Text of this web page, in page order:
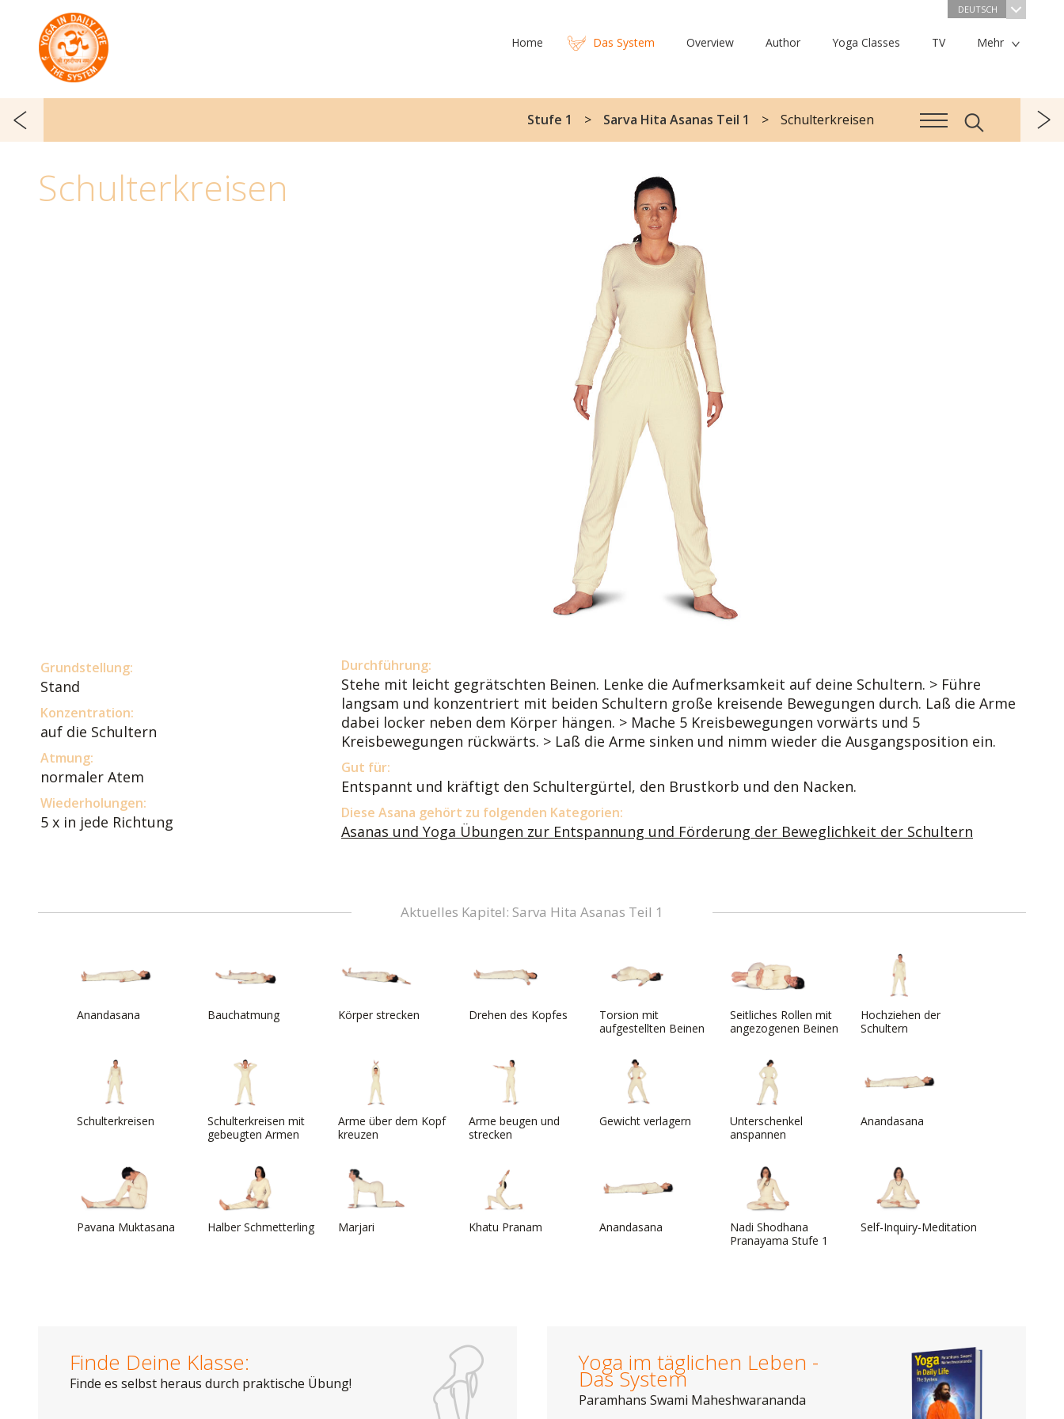
DEUTSCH
Home Das System Overview Author Yoga Classes TV Mehr
Stufe 1 Sarva Hita Asanas Teil 1 Schulterkreisen
Schulterkreisen
Grundstellung:
Stand
Konzentration:
auf die Schultern
Atmung:
normaler Atem
Wiederholungen:
5 x in jede Richtung
Durchführung:
Stehe mit leicht gegrätschten Beinen. Lenke die Aufmerksamkeit auf deine Schultern. > Führe
langsam und konzentriert mit beiden Schultern große kreisende Bewegungen durch. Laß die Arme
dabei locker neben dem Körper hängen. > Mache 5 Kreisbewegungen vorwärts und 5
Kreisbewegungen rückwärts. > Laß die Arme sinken und nimm wieder die Ausgangsposition ein.
Gut für:
Entspannt und kräftigt den Schultergürtel, den Brustkorb und den Nacken.
Diese Asana gehört zu folgenden Kategorien:
Asanas und Yoga Übungen zur Entspannung und Förderung der Beweglichkeit der Schultern
Aktuelles Kapitel: Sarva Hita Asanas Teil 1
Anandasana Bauchatmung Körper strecken Drehen des Kopfes
Torsion mit
aufgestellten Beinen
Seitliches Rollen mit
angezogenen Beinen
Hochziehen der
Schultern
Schulterkreisen
Schulterkreisen mit
gebeugten Armen
Arme über dem Kopf
kreuzen
Arme beugen und
strecken
Gewicht verlagern
Unterschenkel
anspannen
Anandasana
Pavana Muktasana Halber Schmetterling Marjari Khatu Pranam Anandasana
Nadi Shodhana
Pranayama Stufe 1
Self-Inquiry-Meditation
Finde Deine Klasse:
Finde es selbst heraus durch praktische Übung!
Yoga im täglichen Leben -
Das System
Paramhans Swami Maheshwarananda